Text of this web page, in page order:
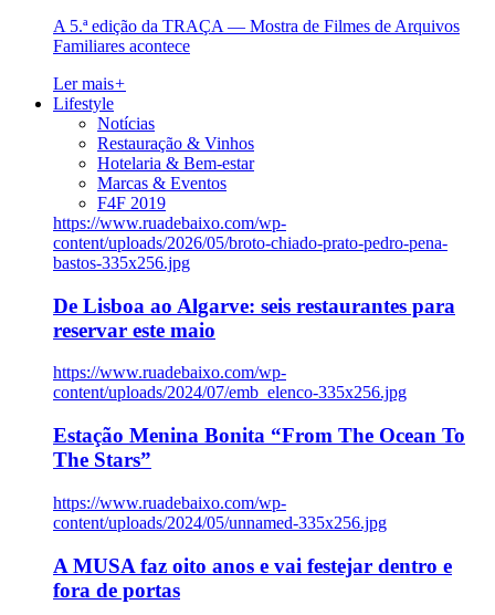
A 5.ª edição da TRAÇA — Mostra de Filmes de Arquivos
Familiares acontece
Ler mais+
Lifestyle
Notícias
Restauração & Vinhos
Hotelaria & Bem-estar
Marcas & Eventos
F4F 2019
https://www.ruadebaixo.com/wp-
content/uploads/2026/05/broto-chiado-prato-pedro-pena-
bastos-335x256.jpg
De Lisboa ao Algarve: seis restaurantes para
reservar este maio
https://www.ruadebaixo.com/wp-
content/uploads/2024/07/emb_elenco-335x256.jpg
Estação Menina Bonita “From The Ocean To
The Stars”
https://www.ruadebaixo.com/wp-
content/uploads/2024/05/unnamed-335x256.jpg
A MUSA faz oito anos e vai festejar dentro e
fora de portas